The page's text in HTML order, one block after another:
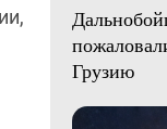
Грузию